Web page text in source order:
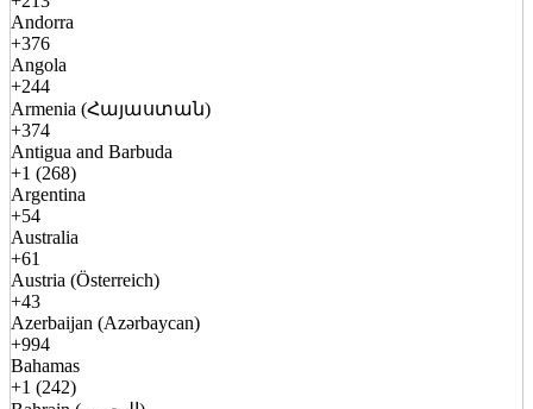
Andorra
+376
Angola
+244
Armenia (Հայաստան)
+374
Antigua and Barbuda
+1 (268)
Argentina
+54
Australia
+61
Austria (Österreich)
+43
Azerbaijan (Azərbaycan)
+994
Bahamas
+1 (242)